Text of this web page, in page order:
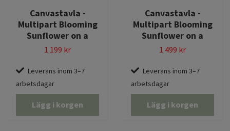
Canvastavla -
Multipart Blooming
Sunflower on a
1 199 kr
Leverans inom 3–7
arbetsdagar
Lägg i korgen
Canvastavla -
Multipart Blooming
Sunflower on a
1 499 kr
Leverans inom 3–7
arbetsdagar
Lägg i korgen